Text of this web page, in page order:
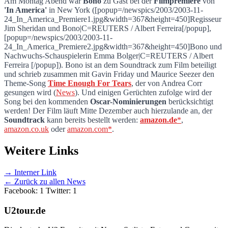
Bono bei 'In America' Filmpremiere
'In America' in New York ([popup=/newspics/2003/2003-11-
24_In_America_Premiere1.jpg&width=367&height=450]Regisseur
Jim Sheridan und Bono|C=REUTERS / Albert Ferreira[/popup],
[popup=/newspics/2003/2003-11-
24_In_America_Premiere2.jpg&width=367&height=450]Bono und
Nachwuchs-Schauspielerin Emma Bolger|C=REUTERS / Albert
Ferreira [/popup]). Bono ist an dem Soundtrack zum Film beteiligt
und schrieb zusammen mit Gavin Friday und Maurice Seezer den
Theme-Song Time Enough For Tears, der von Andrea Corr
gesungen wird (News). Und einigen Gerüchten zufolge wird der
Song bei den kommenden Oscar-Nominierungen berücksichtigt
werden! Der Film läuft Mitte Dezember auch hierzulande an, der
Soundtrack kann bereits bestellt werden: amazon.de*,
amazon.co.uk oderamazon.com*.
Weitere Links
→ Interner Link
← Zurück zu allen News
Facebook: 1 Twitter: 1
U2tour.de